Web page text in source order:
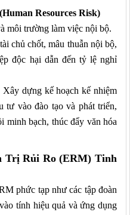
Resources Risk)
môi trường làm việc nội bộ.
chủ chốt, mâu thuẫn nội bộ,
độc hại dẫn đến tỷ lệ nghỉ
Xây dựng kế hoạch kế nhiệm
tư vào đào tạo và phát triển,
minh bạch, thúc đẩy văn hóa
Trị Rủi Ro (ERM) Tinh
phức tạp như các tập đoàn
tính hiệu quả và ứng dụng